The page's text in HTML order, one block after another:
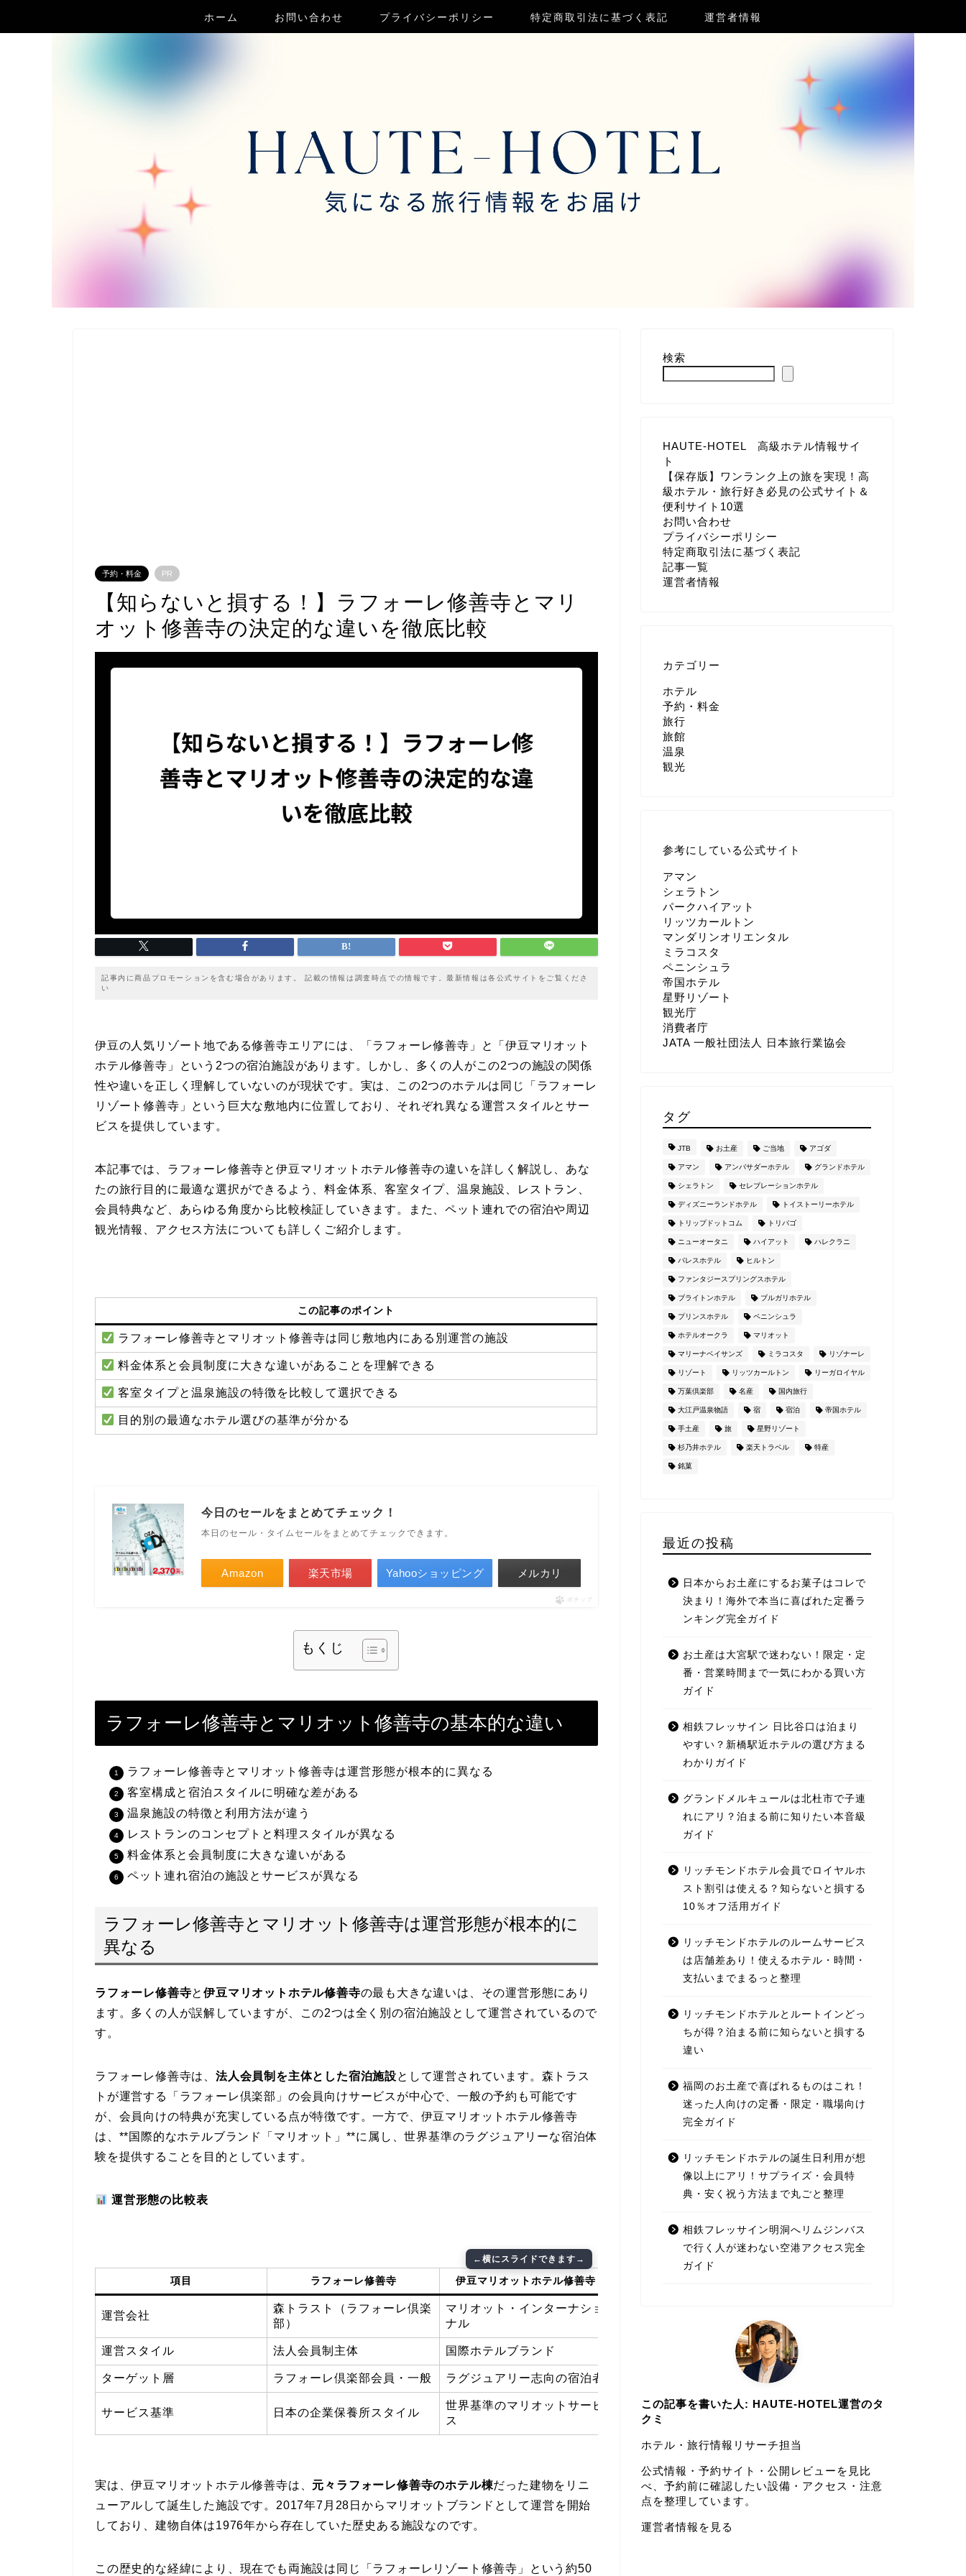
ホーム お問い合わせ プライバシーポリシー 特定商取引法に基づく表記 運営者情報
予約・料金 PR
【知らないと損する！】ラフォーレ修善寺とマリ
オット修善寺の決定的な違いを徹底比較
記事内に商品プロモーションを含む場合があります。 記載の情報は調査時点での情報です。最新情報は各公式サイトをご覧くださ
い
伊豆の人気リゾート地である修善寺エリアには、「ラフォーレ修善寺」と「伊豆マリオット
ホテル修善寺」という2つの宿泊施設があります。しかし、多くの人がこの2つの施設の関係
性や違いを正しく理解していないのが現状です。実は、この2つのホテルは同じ「ラフォーレ
リゾート修善寺」という巨大な敷地内に位置しており、それぞれ異なる運営スタイルとサー
ビスを提供しています。
本記事では、ラフォーレ修善寺と伊豆マリオットホテル修善寺の違いを詳しく解説し、あな
たの旅行目的に最適な選択ができるよう、料金体系、客室タイプ、温泉施設、レストラン、
会員特典など、あらゆる角度から比較検証していきます。また、ペット連れでの宿泊や周辺
観光情報、アクセス方法についても詳しくご紹介します。
この記事のポイント
ラフォーレ修善寺とマリオット修善寺は同じ敷地内にある別運営の施設
料金体系と会員制度に大きな違いがあることを理解できる
客室タイプと温泉施設の特徴を比較して選択できる
目的別の最適なホテル選びの基準が分かる
今日のセールをまとめてチェック！
本日のセール・タイムセールをまとめてチェックできます。
Amazon 楽天市場 Yahooショッピング メルカリ
ポチップ
もくじ
ラフォーレ修善寺とマリオット修善寺の基本的な違い
ラフォーレ修善寺とマリオット修善寺は運営形態が根本的に異なる
客室構成と宿泊スタイルに明確な差がある
温泉施設の特徴と利用方法が違う
レストランのコンセプトと料理スタイルが異なる
料金体系と会員制度に大きな違いがある
ペット連れ宿泊の施設とサービスが異なる
ラフォーレ修善寺とマリオット修善寺は運営形態が根本的に
異なる
ラフォーレ修善寺と伊豆マリオットホテル修善寺の最も大きな違いは、その運営形態にあり
ます。多くの人が誤解していますが、この2つは全く別の宿泊施設として運営されているので
す。
ラフォーレ修善寺は、 法人会員制を主体とした宿泊施設として運営されています。森トラス
トが運営する「ラフォーレ倶楽部」の会員向けサービスが中心で、一般の予約も可能です
が、会員向けの特典が充実している点が特徴です。一方で、伊豆マリオットホテル修善寺
は、**国際的なホテルブランド「マリオット」**に属し、世界基準のラグジュアリーな宿泊体
験を提供することを目的としています。
運営形態の比較表
項目 ラフォーレ修善寺 伊豆マリオットホテル修善寺
運営会社
森トラスト（ラフォーレ倶楽
部）
マリオット・インターナショ
ナル
運営スタイル 法人会員制主体 国際ホテルブランド
ターゲット層 ラフォーレ倶楽部会員・一般 ラグジュアリー志向の宿泊者
サービス基準 日本の企業保養所スタイル
世界基準のマリオットサービ
ス
実は、伊豆マリオットホテル修善寺は、 元々ラフォーレ修善寺のホテル棟だった建物をリニ
ューアルして誕生した施設です。2017年7月28日からマリオットブランドとして運営を開始
しており、建物自体は1976年から存在していた歴史ある施設なのです。
この歴史的な経緯により、現在でも両施設は同じ「ラフォーレリゾート修善寺」という約50
検索
HAUTE-HOTEL 高級ホテル情報サイ
ト
【保存版】ワンランク上の旅を実現！高
級ホテル・旅行好き必見の公式サイト＆
便利サイト10選
お問い合わせ
プライバシーポリシー
特定商取引法に基づく表記
記事一覧
運営者情報
カテゴリー
ホテル
予約・料金
旅行
旅館
温泉
観光
参考にしている公式サイト
アマン
シェラトン
パークハイアット
リッツカールトン
マンダリンオリエンタル
ミラコスタ
ペニンシュラ
帝国ホテル
星野リゾート
観光庁
消費者庁
JATA 一般社団法人 日本旅行業協会
タグ
JTB お土産 ご当地 アゴダ
アマン アンバサダーホテル グランドホテル
シェラトン セレブレーションホテル
ディズニーランドホテル トイストーリーホテル
トリップドットコム トリバゴ
ニューオータニ ハイアット ハレクラニ
パレスホテル ヒルトン
ファンタジースプリングスホテル
ブライトンホテル ブルガリホテル
プリンスホテル ペニンシュラ
ホテルオークラ マリオット
マリーナベイサンズ ミラコスタ リゾナーレ
リゾート リッツカールトン リーガロイヤル
万葉倶楽部 名産 国内旅行
大江戸温泉物語 宿 宿泊 帝国ホテル
手土産 旅 星野リゾート
杉乃井ホテル 楽天トラベル 特産
銘菓
最近の投稿
日本からお土産にするお菓子はコレで
決まり！海外で本当に喜ばれた定番ラ
ンキング完全ガイド
お土産は大宮駅で迷わない！限定・定
番・営業時間まで一気にわかる買い方
ガイド
相鉄フレッサイン 日比谷口は泊まり
やすい？新橋駅近ホテルの選び方まる
わかりガイド
グランドメルキュールは北杜市で子連
れにアリ？泊まる前に知りたい本音級
ガイド
リッチモンドホテル会員でロイヤルホ
スト割引は使える？知らないと損する
10％オフ活用ガイド
リッチモンドホテルのルームサービス
は店舗差あり！使えるホテル・時間・
支払いまでまるっと整理
リッチモンドホテルとルートインどっ
ちが得？泊まる前に知らないと損する
違い
福岡のお土産で喜ばれるものはこれ！
迷った人向けの定番・限定・職場向け
完全ガイド
リッチモンドホテルの誕生日利用が想
像以上にアリ！サプライズ・会員特
典・安く祝う方法まで丸ごと整理
相鉄フレッサイン明洞へリムジンバス
で行く人が迷わない空港アクセス完全
ガイド
この記事を書いた人: HAUTE-HOTEL運営のタ
クミ
ホテル・旅行情報リサーチ担当
公式情報・予約サイト・公開レビューを見比
べ、予約前に確認したい設備・アクセス・注意
点を整理しています。
運営者情報を見る